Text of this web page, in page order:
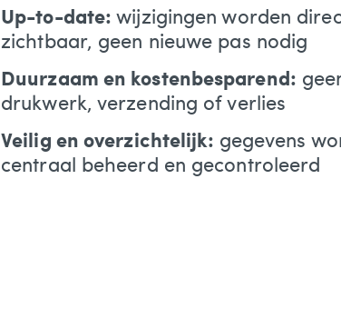
Up-to-date:wijzigingen worden
zichtbaar, geen nieuwe pas nodig
Duurzaam en kostenbesparend:
drukwerk, verzending of verlies
Veilig en overzichtelijk: gegevens
centraal beheerd en gecontroleerd